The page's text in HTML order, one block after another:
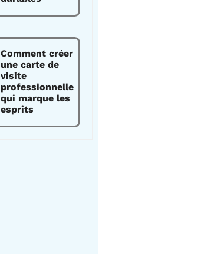
Comment créer
une carte de
visite
professionnelle
qui marque les
esprits